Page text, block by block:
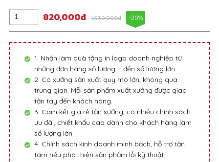
820,000đ 1,030,000đ -20%
1. Nhận làm quà tặng in logo doanh nghiệp từ
những đơn hàng số lượng ít đến số lượng lớn.
2. Có xưởng sản xuất quy mô lớn, không qua
trung gian. Mỗi sản phẩm xuất xưởng được giao
tận tay đến khách hàng.
3. Cam kết giá rẻ tận xưởng, có nhiều chính sách
ưu đãi, chiết khấu cao dành cho khách hàng làm
số lượng lớn.
4. Chính sách kinh doanh minh bạch, hỗ trợ tận
tâm nếu phát hiện sản phẩm lỗi kỹ thuật